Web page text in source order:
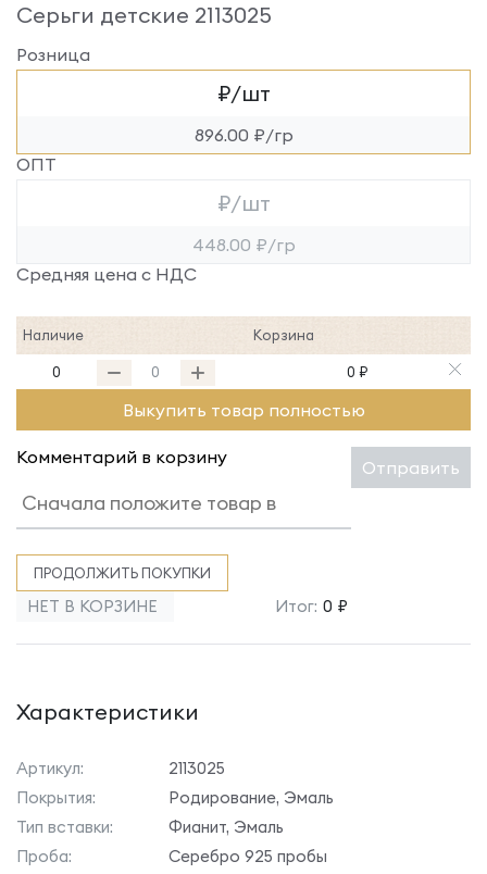
Серьги детские 2113025
Розница
₽/шт
896.00 ₽/гр
ОПТ
₽/шт
448.00 ₽/гр
Средняя цена с НДС
Наличие Корзина
0 0 ₽
Выкупить товар полностью
Комментарий в корзину Отправить
ПРОДОЛЖИТЬ ПОКУПКИ
НЕТ В КОРЗИНЕ Итог: 0 ₽
Характеристики
Артикул:
2113025
Покрытия:
Родирование, Эмаль
Тип вставки:
Фианит, Эмаль
Проба:
Серебро 925 пробы